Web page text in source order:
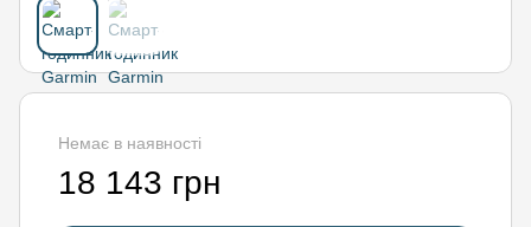
Немає в наявності
18 143 грн